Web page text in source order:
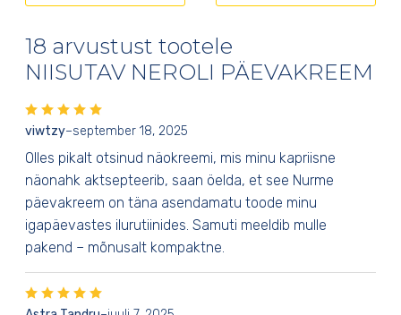
18 arvustust tootele
NIISUTAV NEROLI PÄEVAKREEM
viwtzy–september 18, 2025
Olles pikalt otsinud näokreemi, mis minu kapriisne
näonahk aktsepteerib, saan öelda, et see Nurme
päevakreem on täna asendamatu toode minu
igapäevastes ilurutiinides. Samuti meeldib mulle
pakend – mõnusalt kompaktne.